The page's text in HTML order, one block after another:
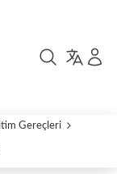
Gereçleri